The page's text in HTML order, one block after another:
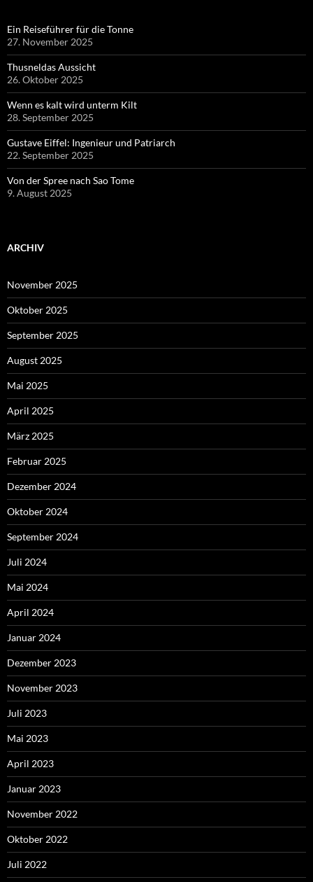
Ein Reiseführer für die Tonne
27. November 2025
Thusneldas Aussicht
26. Oktober 2025
Wenn es kalt wird unterm Kilt
28. September 2025
Gustave Eiffel: Ingenieur und Patriarch
22. September 2025
Von der Spree nach Sao Tome
9. August 2025
ARCHIV
November 2025
Oktober 2025
September 2025
August 2025
Mai 2025
April 2025
März 2025
Februar 2025
Dezember 2024
Oktober 2024
September 2024
Juli 2024
Mai 2024
April 2024
Januar 2024
Dezember 2023
November 2023
Juli 2023
Mai 2023
April 2023
Januar 2023
November 2022
Oktober 2022
Juli 2022